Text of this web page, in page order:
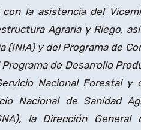
la asistencia del
Agraria y Riego,
y del Programa de
de Desarrollo
Nacional Forestal y
Nacional de Sanidad
la Dirección General